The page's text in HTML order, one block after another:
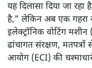
यह दिलासा दिया जा
है," लेकिन अब एक गहरा
इलेक्ट्रॉनिक वोटिंग
ढांचागत संरक्षण,
आयोग (ECI) की